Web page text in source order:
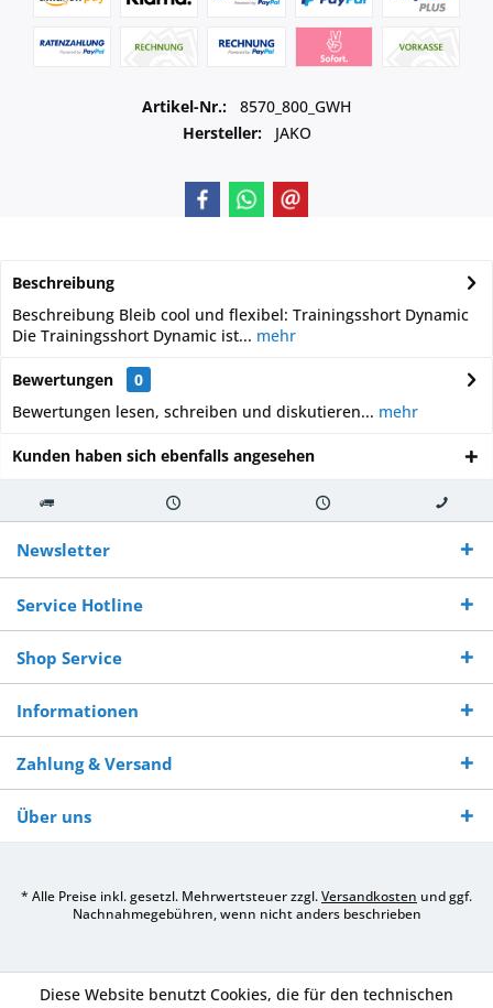
Artikel-Nr.:
8570_800_GWH
Hersteller:
JAKO
Beschreibung
Beschreibung Bleib cool und flexibel: Trainingsshort Dynamic
Die Trainingsshort Dynamic ist... mehr
Bewertungen
0
Bewertungen lesen, schreiben und diskutieren... mehr
Kunden haben sich ebenfalls angesehen
Kostenloser
Versand ab €
250,-
Versand innerhalb von Versand von So erreichen
Sie uns 0160
970 511 90
Newsletter
Service Hotline
Shop Service
Informationen
Zahlung & Versand
Über uns
* Alle Preise inkl. gesetzl. Mehrwertsteuer zzgl.Versandkosten und ggf.
Nachnahmegebühren, wenn nicht anders beschrieben
Diese Website benutzt Cookies, die für den technischen